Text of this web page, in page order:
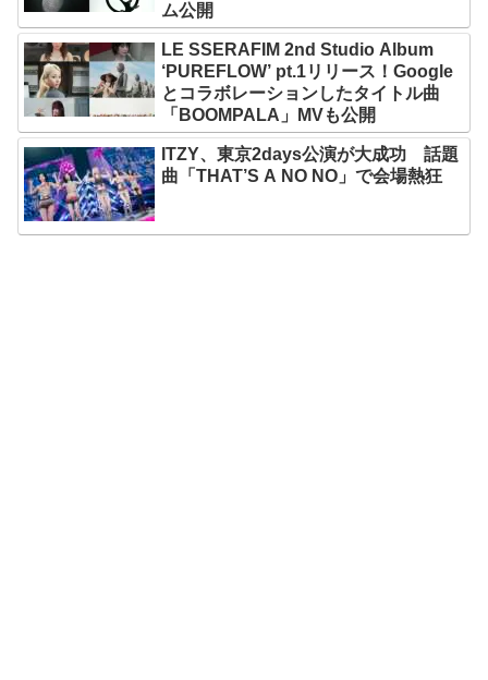
ム公開
LE SSERAFIM 2nd Studio Album
‘PUREFLOW’ pt.1リリース！Google
とコラボレーションしたタイトル曲
「BOOMPALA」MVも公開
ITZY、東京2days公演が大成功 話題
曲「THAT’S A NO NO」で会場熱狂